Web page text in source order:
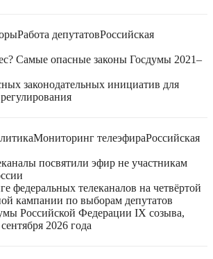
Работа депутатовРоссийская
Самые опасные законы Госдумы 2021–
законодательных инициатив для
Мониторинг телеэфираРоссийская
посвятили эфир не участникам
федеральных телеканалов на четвёртой
кампании по выборам депутатов
Российской Федерации IX созыва,
2026 года